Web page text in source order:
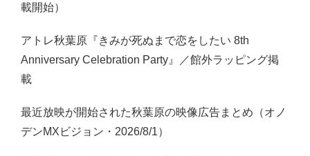
載開始）
アトレ秋葉原『きみが死ぬまで恋をしたい 8th
Anniversary Celebration Party』／館外ラッピング掲
載
最近放映が開始された秋葉原の映像広告まとめ（オノ
デンMXビジョン・2026/8/1）